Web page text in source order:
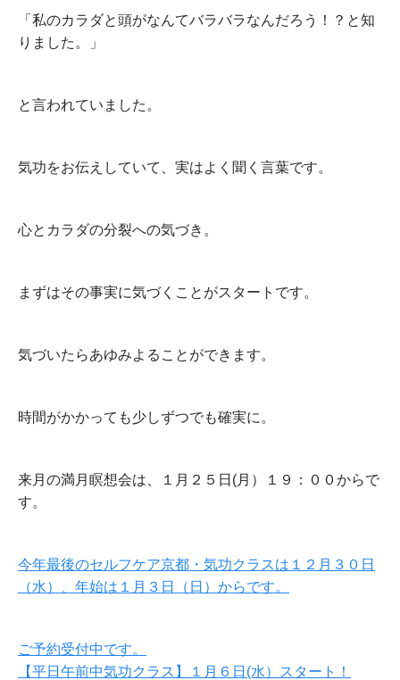
「私のカラダと頭がなんてバラバラなんだろう！？と知
りました。」
と言われていました。
気功をお伝えしていて、実はよく聞く言葉です。
心とカラダの分裂への気づき。
まずはその事実に気づくことがスタートです。
気づいたらあゆみよることができます。
時間がかかっても少しずつでも確実に。
来月の満月瞑想会は、１月２５日(月）１９：００からで
す。
今年最後のセルフケア京都・気功クラスは１２月３０日
（水）、年始は１月３日（日）からです。
ご予約受付中です。
【平日午前中気功クラス】１月６日(水）スタート！